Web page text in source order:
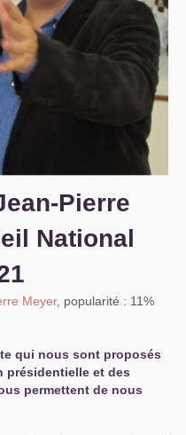
Pierre
National
Meyer, popularité : 11%
qui nous sont proposés
présidentielle et des
permettent de nous